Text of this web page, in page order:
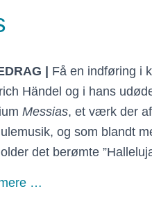
Få en indføring i
Händel og i hans
Messias, et værk der
og som blandt
det berømte
…